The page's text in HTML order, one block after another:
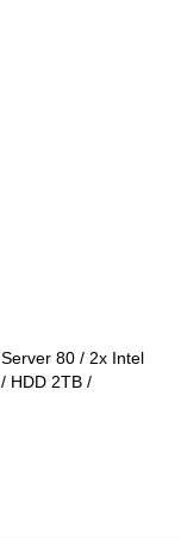
80 / 2x Intel
HDD 2TB /